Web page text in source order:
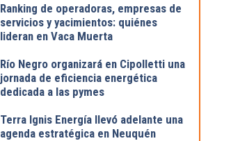
Ranking de operadoras, empresas de
servicios y yacimientos: quiénes
lideran en Vaca Muerta
Río Negro organizará en Cipolletti una
jornada de eficiencia energética
dedicada a las pymes
Terra Ignis Energía llevó adelante una
agenda estratégica en Neuquén